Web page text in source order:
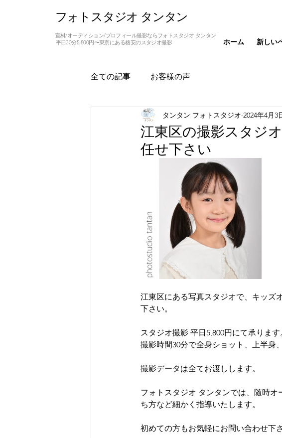
フォトスタジオ タンタン
宣材/オーディション/プロフィール撮影ならフォトスタジオ タンタン
平日30分5,800円〜東京にある格安のスタジオ撮影
ホーム 新しい
全ての記事 お客様の声
江東区の撮影スタジ
任せ下さい
タンタン フォトスタジオ 2024年4月3
江東区にある写真スタジオで、キッズ
下さい。
スタジオ撮影 平日5,800円にて承ります
撮影時間30分で全身ショット、上半身
撮影データは全てお渡しします。
フォトスタジオ タンタンでは、随時
ち方など細かく指導いたします。
初めての方もお気軽にお問い合わせ下さ